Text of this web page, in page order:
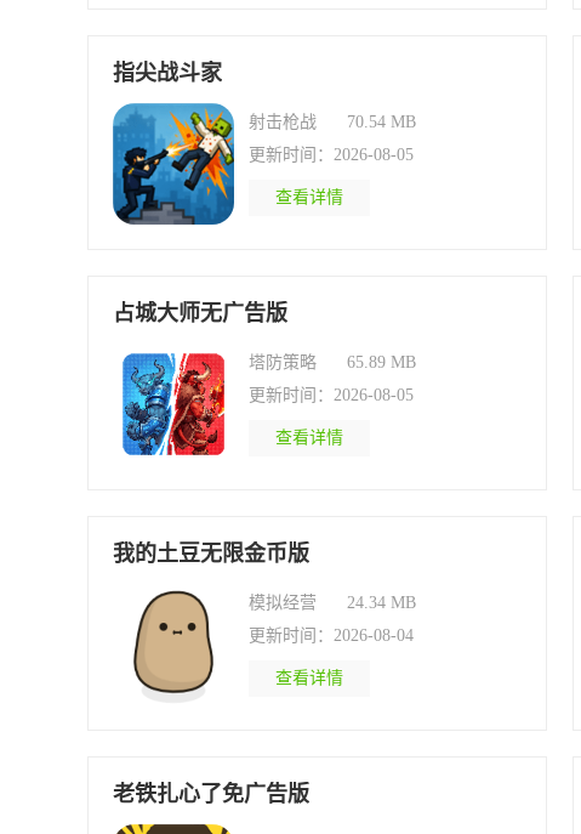
指尖战斗家
射击枪战
70.54 MB
更新时间：2026-08-05
查看详情
占城大师无广告版
塔防策略
65.89 MB
更新时间：2026-08-05
查看详情
我的土豆无限金币版
模拟经营
24.34 MB
更新时间：2026-08-04
查看详情
老铁扎心了免广告版